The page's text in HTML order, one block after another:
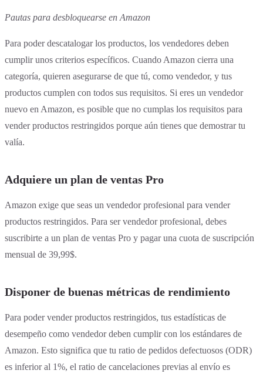
Pautas para desbloquearse en Amazon
Para poder descatalogar los productos, los vendedores deben
cumplir unos criterios específicos. Cuando Amazon cierra una
categoría, quieren asegurarse de que tú, como vendedor, y tus
productos cumplen con todos sus requisitos. Si eres un vendedor
nuevo en Amazon, es posible que no cumplas los requisitos para
vender productos restringidos porque aún tienes que demostrar tu
valía.
Adquiere un plan de ventas Pro
Amazon exige que seas un vendedor profesional para vender
productos restringidos. Para ser vendedor profesional, debes
suscribirte a un plan de ventas Pro y pagar una cuota de suscripción
mensual de 39,99$.
Disponer de buenas métricas de rendimiento
Para poder vender productos restringidos, tus estadísticas de
desempeño como vendedor deben cumplir con los estándares de
Amazon. Esto significa que tu ratio de pedidos defectuosos (ODR)
es inferior al 1%, el ratio de cancelaciones previas al envío es